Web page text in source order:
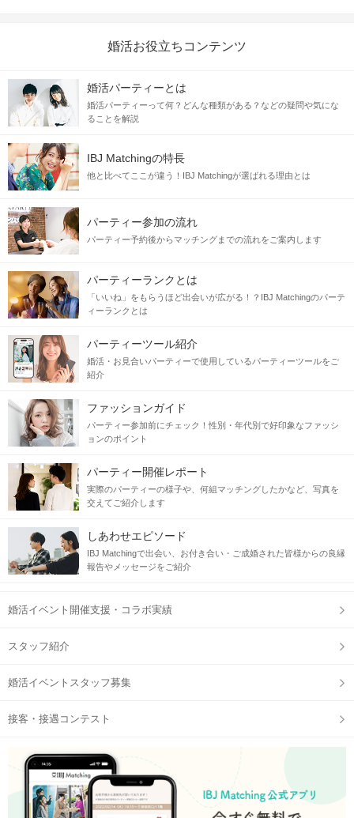
婚活お役立ちコンテンツ
婚活パーティーとは
婚活パーティーって何？どんな種類がある？などの疑問や気にな
ることを解説
IBJ Matchingの特長
他と比べてここが違う！IBJ Matchingが選ばれる理由とは
パーティー参加の流れ
パーティー予約後からマッチングまでの流れをご案内します
パーティーランクとは
「いいね」をもらうほど出会いが広がる！？IBJ Matchingのパーテ
ィーランクとは
パーティーツール紹介
婚活・お見合いパーティーで使用しているパーティーツールをご
紹介
ファッションガイド
パーティー参加前にチェック！性別・年代別で好印象なファッシ
ョンのポイント
パーティー開催レポート
実際のパーティーの様子や、何組マッチングしたかなど、写真を
交えてご紹介します
しあわせエピソード
IBJ Matchingで出会い、お付き合い・ご成婚された皆様からの良縁
報告やメッセージをご紹介
婚活イベント開催支援・コラボ実績
スタッフ紹介
婚活イベントスタッフ募集
接客・接遇コンテスト